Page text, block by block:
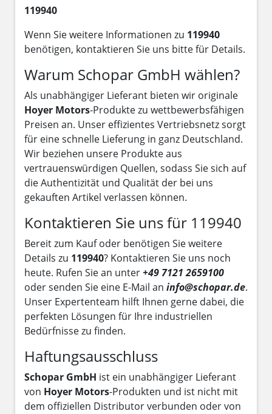
119940
Wenn Sie weitere Informationen zu 119940
benötigen, kontaktieren Sie uns bitte für Details.
Warum Schopar GmbH wählen?
Als unabhängiger Lieferant bieten wir originale
Hoyer Motors-Produkte zu wettbewerbsfähigen
Preisen an. Unser effizientes Vertriebsnetz sorgt
für eine schnelle Lieferung in ganz Deutschland.
Wir beziehen unsere Produkte aus
vertrauenswürdigen Quellen, sodass Sie sich auf
die Authentizität und Qualität der bei uns
gekauften Artikel verlassen können.
Kontaktieren Sie uns für 119940
Bereit zum Kauf oder benötigen Sie weitere
Details zu 119940? Kontaktieren Sie uns noch
heute. Rufen Sie an unter+49 7121 2659100
oder senden Sie eine E-Mail an info@schopar.de.
Unser Expertenteam hilft Ihnen gerne dabei, die
perfekten Lösungen für Ihre industriellen
Bedürfnisse zu finden.
Haftungsausschluss
Schopar GmbH ist ein unabhängiger Lieferant
von Hoyer Motors-Produkten und ist nicht mit
dem offiziellen Distributor verbunden oder von